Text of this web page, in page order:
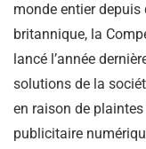
monde entier
britannique, la
lancé l’année
solutions de la
en raison de
publicitaire